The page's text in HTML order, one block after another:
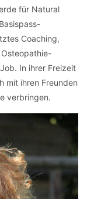
für Natural
Coaching,
In ihrer Freizeit
mit ihren Freunden
verbringen.